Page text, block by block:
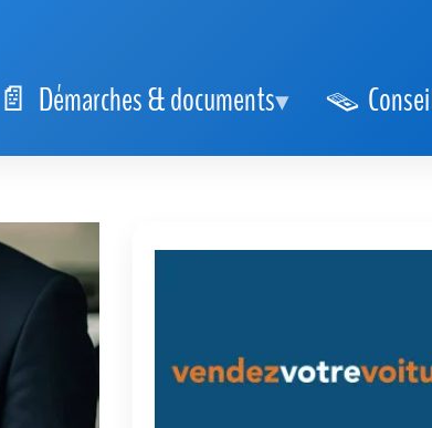
Démarches & documents